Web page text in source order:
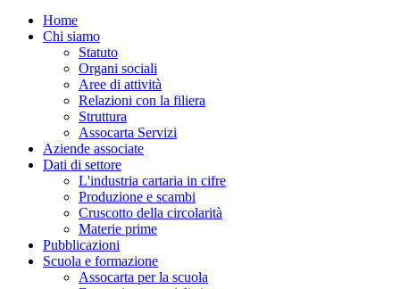
Home
Chi siamo
Statuto
Organi sociali
Aree di attività
Relazioni con la filiera
Struttura
Assocarta Servizi
Aziende associate
Dati di settore
L'industria cartaria in cifre
Produzione e scambi
Cruscotto della circolarità
Materie prime
Pubblicazioni
Scuola e formazione
Assocarta per la scuola